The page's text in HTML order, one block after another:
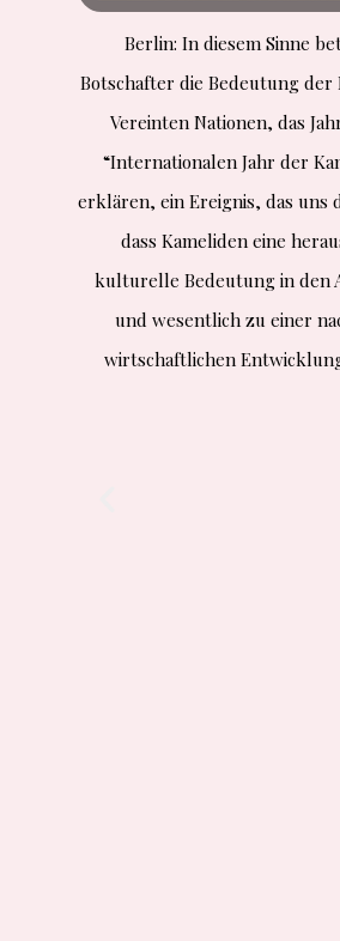
Berlin: In diesem Sinne
Botschafter die Bedeutung
Vereinten Nationen, das
“Internationalen Jahr der
erklären, ein Ereignis, das uns
dass Kameliden eine
kulturelle Bedeutung in den
und wesentlich zu einer
wirtschaftlichen